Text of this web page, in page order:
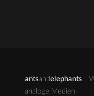
antsandelephants -
analoge Medien